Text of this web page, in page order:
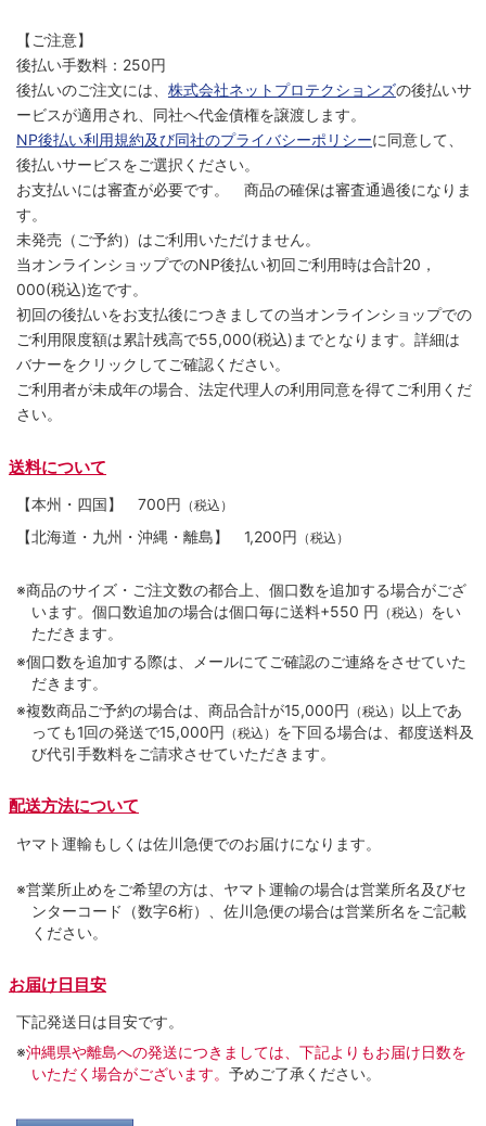
【ご注意】
後払い手数料：250円
後払いのご注文には、 株式会社ネットプロテクションズの後払いサ
ービスが適用され、同社へ代金債権を譲渡します。
NP後払い利用規約及び同社のプライバシーポリシーに同意して、
後払いサービスをご選択ください。
お支払いには審査が必要です。 商品の確保は審査通過後になりま
す。
未発売（ご予約）はご利用いただけません。
当オンラインショップでのNP後払い初回ご利用時は合計20，
000(税込)迄です。
初回の後払いをお支払後につきましての当オンラインショップでの
ご利用限度額は累計残高で55,000(税込)までとなります。詳細は
バナーをクリックしてご確認ください。
ご利用者が未成年の場合、法定代理人の利用同意を得てご利用くだ
さい。
送料について
【本州・四国】 700円 （税込）
【北海道・九州・沖縄・離島】 1,200円 （税込）
※商品のサイズ・ご注文数の都合上、個口数を追加する場合がござ
います。個口数追加の場合は個口毎に送料+550 円 （税込） をい
ただきます。
※個口数を追加する際は、メールにてご確認のご連絡をさせていた
だきます。
※複数商品ご予約の場合は、商品合計が15,000円 （税込） 以上であ
っても1回の発送で15,000円 （税込） を下回る場合は、都度送料及
び代引手数料をご請求させていただきます。
配送方法について
ヤマト運輸もしくは佐川急便でのお届けになります。
※営業所止めをご希望の方は、ヤマト運輸の場合は営業所名及びセ
ンターコード（数字6桁）、佐川急便の場合は営業所名をご記載
ください。
お届け日目安
下記発送日は目安です。
※沖縄県や離島への発送につきましては、下記よりもお届け日数を
いただく場合がございます。 予めご了承ください。